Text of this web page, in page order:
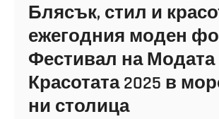
Блясък, стил и
ежегодния моден
Фестивал на Модата
Красотата 2025 в
ни столица